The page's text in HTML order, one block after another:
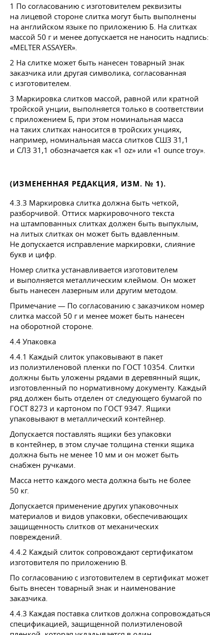
1 По согласованию с изготовителем реквизиты
на лицевой стороне слитка могут быть выполнены
на английском языке по приложению Б. На слитках
массой 50 г и менее допускается не наносить надпись:
«MELTER ASSAYER».
2 На слитке может быть нанесен товарный знак
заказчика или другая символика, согласованная
с изготовителем.
3 Маркировка слитков массой, равной или кратной
тройской унции, выполняется только в соответствии
с приложением Б, при этом номинальная масса
на таких слитках наносится в тройских унциях,
например, номинальная масса слитков СШЗ 31,1
и СЛЗ 31,1 обозначается как «1 oz» или «1 ounce troy».
(ИЗМЕНЕННАЯ РЕДАКЦИЯ, ИЗМ. № 1).
4.3.3 Маркировка слитка должна быть четкой,
разборчивой. Оттиск маркировочного текста
на штампованных слитках должен быть выпуклым,
на литых слитках он может быть вдавленным.
Не допускается исправление маркировки, слияние
букв и цифр.
Номер слитка устанавливается изготовителем
и выполняется металлическим клеймом. Он может
быть нанесен лазерным или другим методом.
Примечание — По согласованию с заказчиком номер
слитка массой 50 г и менее может быть нанесен
на оборотной стороне.
4.4 Упаковка
4.4.1 Каждый слиток упаковывают в пакет
из полиэтиленовой пленки по ГОСТ 10354 . Слитки
должны быть уложены рядами в деревянный ящик,
изготовленный по нормативному документу. Каждый
ряд должен быть отделен от следующего бумагой по
ГОСТ 8273 и картоном по ГОСТ 9347 . Ящики
упаковывают в металлический контейнер.
Допускается поставлять ящики без упаковки
в контейнер, в этом случае толщина стенки ящика
должна быть не менее 10 мм и он может быть
снабжен ручками.
Масса нетто каждого места должна быть не более
50 кг.
Допускается применение других упаковочных
материалов и видов упаковки, обеспечивающих
защищенность слитков от механических
повреждений.
4.4.2 Каждый слиток сопровождают сертификатом
изготовителя по приложению В.
По согласованию с изготовителем в сертификат может
быть внесен товарный знак и наименование
заказчика.
4.4.3 Каждая поставка слитков должна сопровождаться
спецификацией, защищенной полиэтиленовой